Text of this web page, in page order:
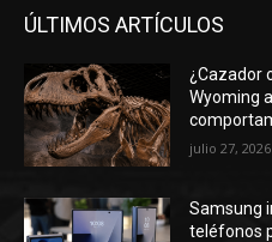
ÚLTIMOS ARTÍCULOS
¿Cazador
Wyoming
julio 27, 2026
Samsung
teléfonos